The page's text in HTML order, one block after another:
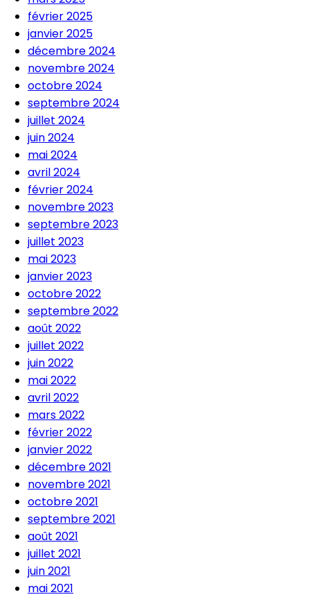
février 2025
janvier 2025
décembre 2024
novembre 2024
octobre 2024
septembre 2024
juillet 2024
juin 2024
mai 2024
avril 2024
février 2024
novembre 2023
septembre 2023
juillet 2023
mai 2023
janvier 2023
octobre 2022
septembre 2022
août 2022
juillet 2022
juin 2022
mai 2022
avril 2022
mars 2022
février 2022
janvier 2022
décembre 2021
novembre 2021
octobre 2021
septembre 2021
août 2021
juillet 2021
juin 2021
mai 2021